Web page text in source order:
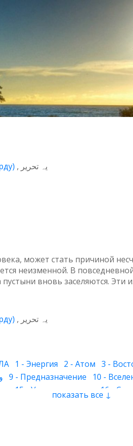
یہ تحریر )
может стать причиной
неизменной. В
вновь заселяются.
یہ تحریر )
1 - Энергия 2 - Атом 3 -
9 - Предназначение 10 -
15 - Умиротворение 16 -
24 - Цвет
показать все ↓